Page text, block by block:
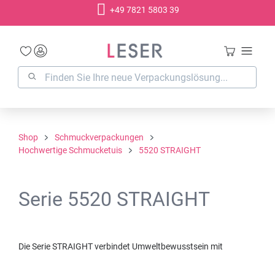
+49 7821 5803 39
Shop
Schmuckverpackungen
Hochwertige Schmucketuis
5520 STRAIGHT
Serie 5520 STRAIGHT
Die Serie STRAIGHT verbindet Umweltbewusstsein mit